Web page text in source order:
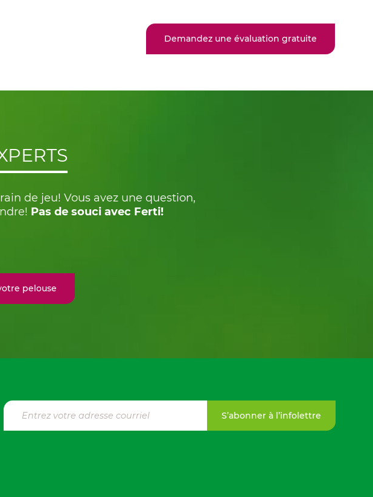
Demandez une évaluation gratuite
de jeu! Vous avez une question,
Pas de souci avec Ferti!
pelouse
S’abonner à l’infolettre